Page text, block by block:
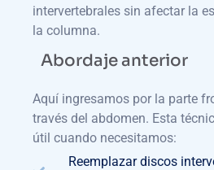
intervertebrales sin afectar la
la columna.
Abordaje anterior
Aquí ingresamos por la parte
través del abdomen. Esta
útil cuando necesitamos:
Reemplazar discos